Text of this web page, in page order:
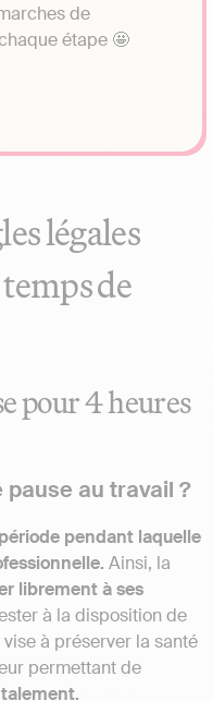
de
étape 🤩
légales
de
pour 4 heures
pause au travail ?
période pendant laquelle
Ainsi, la
librement à ses
à la disposition de
à préserver la santé
permettant de